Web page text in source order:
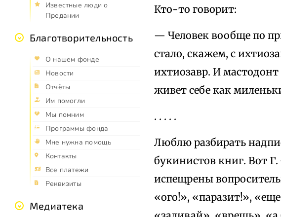
Известные люди о
Предании
Благотворительность
О нашем фонде
Новости
Отчёты
Им помогли
Мы помним
Программы фонда
Мне нужна помощь
Контакты
Все платежи
Реквизиты
Медиатека
Кто-то говорит:
— Человек вообще по
стало, скажем, с
ихтиозавр. И
живет себе как
. . . . .
Люблю разбирать
букинистов книг. Вот
испещрены
«ого!», «паразит!»,